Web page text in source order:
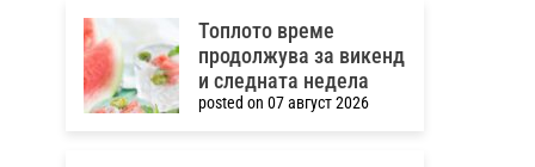
Топлото време
продолжува за викенд
и следната недела
posted on 07 август 2026